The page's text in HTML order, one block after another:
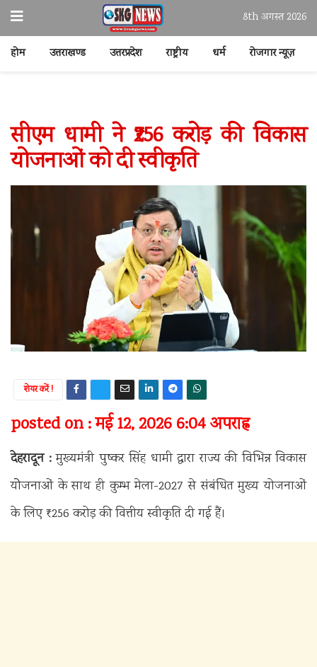
8th अगस्त 2026
होम उत्तराखण्ड उत्तरप्रदेश राष्ट्रीय धर्म रोजगार न्यूज़
सीएम धामी ने ₹256 करोड़ की विकास
योजनाओं को दी स्वीकृति
शेयर करें !
posted on : मई 12, 2026 6:04 अपराह्न
देहरादून :मुख्यमंत्री पुष्कर सिंह धामी द्वारा राज्य की विभिन्न विकास
योेजनाओं के साथ ही कुम्भ मेला-2027 से संबंधित मुख्य योजनाओं
के लिए ₹256 करोड़ की वित्तीय स्वीकृति दी गई हैं।